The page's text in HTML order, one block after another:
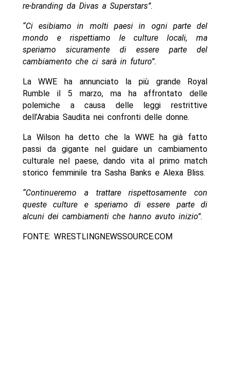
re-branding da Divas a Superstars”.
“Ci esibiamo in molti paesi in ogni parte del
mondo e rispettiamo le culture locali, ma
speriamo sicuramente di essere parte del
cambiamento che ci sarà in futuro”.
La WWE ha annunciato la più grande Royal
Rumble il 5 marzo, ma ha affrontato delle
polemiche a causa delle leggi restrittive
dell’Arabia Saudita nei confronti delle donne.
La Wilson ha detto che la WWE ha già fatto
passi da gigante nel guidare un cambiamento
culturale nel paese, dando vita al primo match
storico femminile tra Sasha Banks e Alexa Bliss.
“Continueremo a trattare rispettosamente con
queste culture e speriamo di essere parte di
alcuni dei cambiamenti che hanno avuto inizio”.
FONTE: WRESTLINGNEWSSOURCE.COM